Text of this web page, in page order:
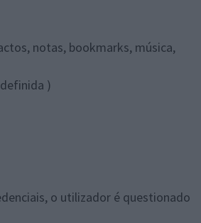
notas, bookmarks, música,
)
o utilizador é questionado